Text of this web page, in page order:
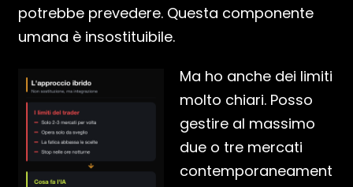
potrebbe prevedere. Questa componente
umana è insostituibile.
Ma ho anche dei limiti
molto chiari. Posso
gestire al massimo
due o tre mercati
contemporaneament